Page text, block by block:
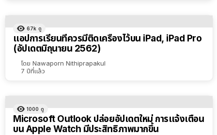
67k ดู
แอปการเรียนที่ควรมีติดเครื่องไว้บน iPad, iPad Pro
(อัปเดตมิถุนายน 2562)
โดย Nawaporn Nithiprapakul
7 ปีที่แล้ว
1000 ดู
Microsoft Outlook ปล่อยอัปเดตใหม่ การแจ้งเตือน
บน Apple Watch มีประสิทธิภาพมากขึ้น